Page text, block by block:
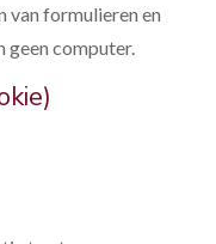
van formulieren en
geen computer.